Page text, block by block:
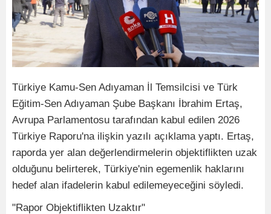
Türkiye Kamu-Sen Adıyaman İl Temsilcisi ve Türk
Eğitim-Sen Adıyaman Şube Başkanı İbrahim Ertaş,
Avrupa Parlamentosu tarafından kabul edilen 2026
Türkiye Raporu'na ilişkin yazılı açıklama yaptı. Ertaş,
raporda yer alan değerlendirmelerin objektiflikten uzak
olduğunu belirterek, Türkiye'nin egemenlik haklarını
hedef alan ifadelerin kabul edilemeyeceğini söyledi.
"Rapor Objektiflikten Uzaktır"